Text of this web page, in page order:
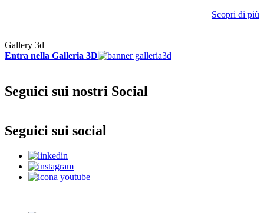
Scopri di più
Gallery 3d
Entra nella Galleria 3D
Seguici sui nostri Social
Seguici sui social